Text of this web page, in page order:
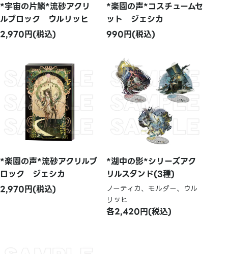
*宇宙の片鱗*流砂アクリ
ルブロック ウルリッヒ
2,970円(税込)
*楽園の声*コスチュームセ
ット ジェシカ
990円(税込)
*楽園の声*流砂アクリルブ
ロック ジェシカ
2,970円(税込)
*湖中の影*シリーズアク
リルスタンド(3種)
ノーティカ、モルダー、ウル
リッヒ
各2,420円(税込)